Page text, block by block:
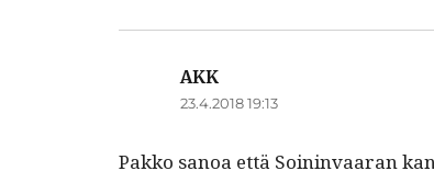
AKK
23.4.2018 19:13
Pakko sanoa että Soin­in­vaaran